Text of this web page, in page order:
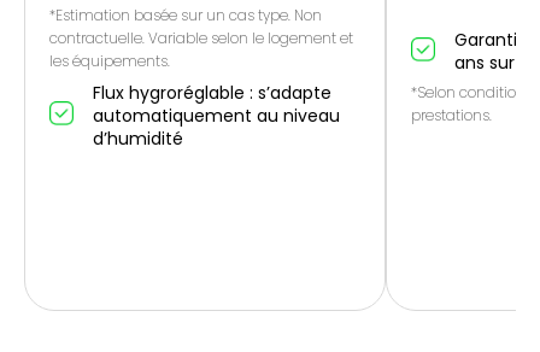
*Estimation basée sur un cas type. Non
contractuelle. Variable selon le logement et
les équipements.
Flux hygroréglable : s’adapte
automatiquement au niveau
d’humidité
Garantie
ans sur
*Selon conditions
prestations.